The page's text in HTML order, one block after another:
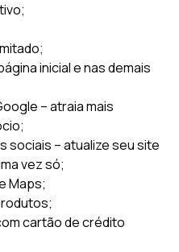
inicial e nas demais
– atraia mais
sociais – atualize seu site
vez só;
Maps;
cartão de crédito